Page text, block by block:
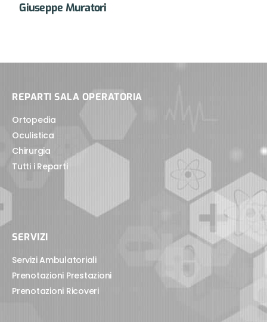
Giuseppe Muratori
REPARTI SALA OPERATORIA
Ortopedia
Oculistica
Chirurgia
Tutti i Reparti
SERVIZI
Servizi Ambulatoriali
Prenotazioni Prestazioni
Prenotazioni Ricoveri